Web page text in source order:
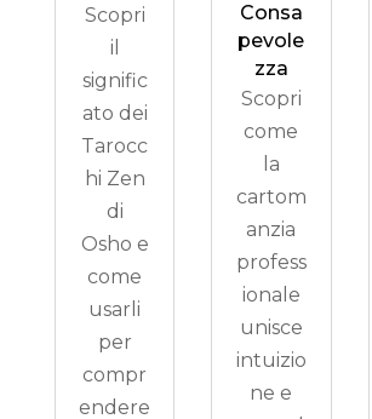
Scopri
il
signific
ato dei
Tarocc
hi Zen
di
Osho e
come
usarli
per
compr
endere
Consa
pevole
zza
Scopri
come
la
cartom
anzia
profess
ionale
unisce
intuizio
ne e